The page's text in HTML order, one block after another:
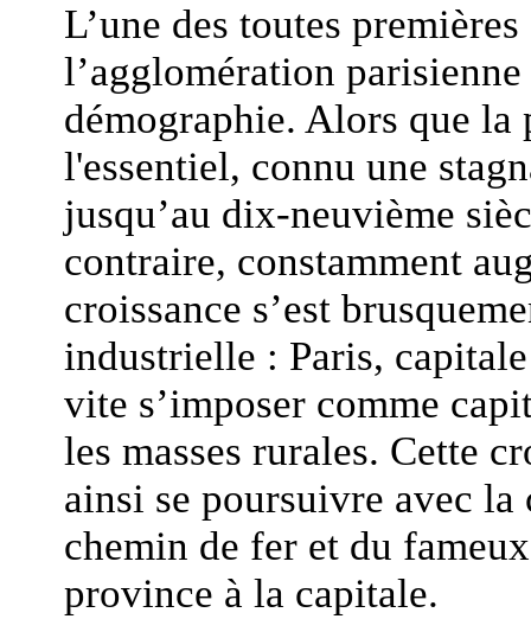
L’une des toutes
l’agglomération
démographie. Alors que
l'essentiel, connu une
jusqu’au dix-neuvième
contraire, constamment
croissance s’est
industrielle : Paris,
vite s’imposer comme
les masses rurales. Cette
ainsi se poursuivre avec
chemin de fer et du
province à la capitale.